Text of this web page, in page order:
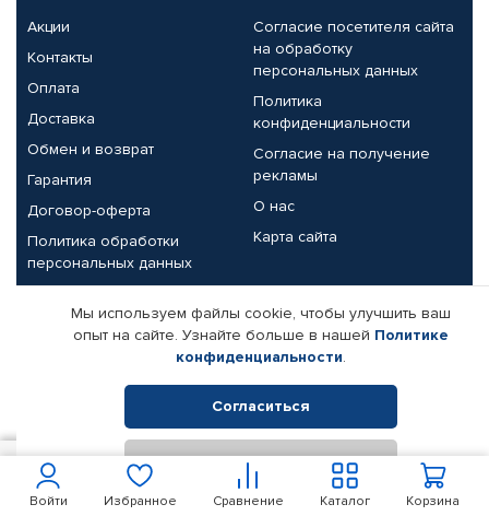
Войти Избранное Сравнение Корзина
Каталог
Акции
Контакты
Оплата
Доставка
Обмен и возврат
Гарантия
Договор-оферта
Политика обработки
персональных данных
Согласие посетителя сайта
на обработку
персональных данных
Политика
конфиденциальности
Согласие на получение
рекламы
О нас
Карта сайта
Партнерам
Корпоративным клиентам
Поставщикам
Реквизиты компании
© КАМАЗ ЦЕНТР ДОНЕЦК, 2015-2026. Все права защищены.
Интернет-магазин автомобильных товаров Автопрофи.
Мы используем файлы cookie, чтобы улучшить ваш
опыт на сайте. Узнайте больше в нашей Политике
конфиденциальности.
Согласиться
Отклонить
1 808 В корзину